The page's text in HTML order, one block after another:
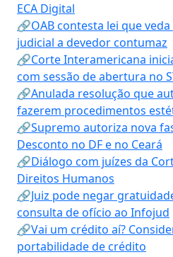
ECA Digital
🔗OAB contesta lei que
judicial a devedor contumaz
🔗Corte Interamericana
com sessão de abertura no
🔗Anulada resolução que
fazerem procedimentos
🔗Supremo autoriza nova
Desconto no DF e no Ceará
🔗Diálogo com juízes da
Direitos Humanos
🔗Juiz pode negar
consulta de ofício ao Infojud
🔗Vai um crédito aí?
portabilidade de crédito